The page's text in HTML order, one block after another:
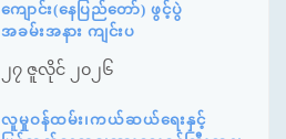
ကျောင်း(နေပြည်တော်) ဖွင့်ပွဲ
အခမ်းအနား ကျင်းပ
၂၇ ဇူလိုင် ၂၀၂၆
လူမှုဝန်ထမ်း၊ကယ်ဆယ်ရေးနှင့်